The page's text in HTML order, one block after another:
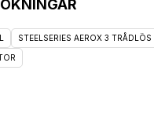
STEELSERIES AEROX 3